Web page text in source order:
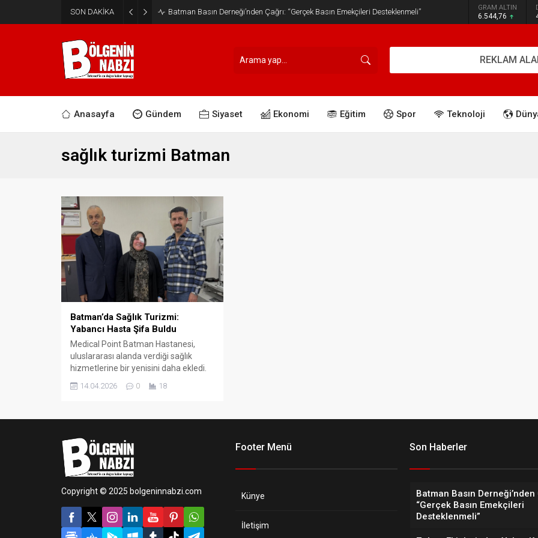
SON DAKİKA Batman Basın Derneği’nden Çağrı: “Gerçek Basın Emekçileri Desteklenmeli” GRAM ALTIN
6.544,76
REKLAM
Anasayfa Gündem Siyaset Ekonomi Eğitim Spor Teknoloji
sağlık turizmi Batman
Batman’da Sağlık Turizmi:
Yabancı Hasta Şifa Buldu
Medical Point Batman Hastanesi,
uluslararası alanda verdiği sağlık
hizmetlerine bir yenisini daha ekledi.
tedavi altına alınan hasta, başarılı
14.04.2026 0 18
Copyright © 2025 bolgeninnabzi.com
Footer Menü
Künye
İletişim
Son Haberler
Batman Basın Derneği’nden
“Gerçek Basın Emekçileri
Desteklenmeli”